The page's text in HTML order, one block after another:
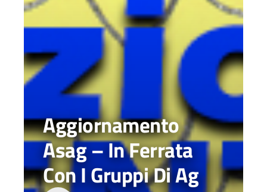
Aggiornamento
Asag – In Ferrata
Con I Gruppi Di Ag